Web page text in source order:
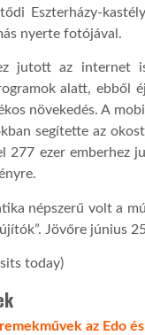
Eszterházy-
nyerte fotójával.
jutott az internet
alatt, ebből
növekedés. A
segítette az
277 ezer emberhez
népszerű volt a
Jövőre június
today)
remekművek az Edo